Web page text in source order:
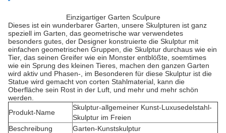
Einzigartiger Garten Sculpure
Dieses ist ein wunderbarer Garten, unsere Skulpturen ist ganz
speziell im Garten, das geometrische war verwendetes
besonders gutes, der Designer konstruierte die Skulptur mit
einfachen geometrischen Gruppen, die Skulptur durchaus wie ein
Tier, das seinen Greifer wie ein Monster entblößte, soemtimes
wie ein Sprung des kleinen Tieres, machen den ganzen Garten
wird aktiv und Phasen-, im Besonderen für diese Skulptur ist die
Statue wird gemacht von corten Stahlmaterial, kann die
Oberfläche sein Rost in der Luft, und mehr und mehr schön
werden.
Produkt-Name
Skulptur-allgemeiner Kunst-Luxusedelstahl-
Skulptur im Freien
Beschreibung
Garten-Kunstskulptur